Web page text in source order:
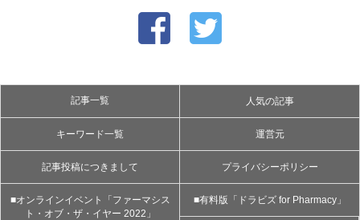
記事一覧 人気の記事
キーワード一覧 運営元
記事投稿につきまして プライバシーポリシー
■オンラインイベント「ファーマシス
ト・オブ・ザ・イヤー 2022」
■有料版「ドラビズ for Pharmacy」